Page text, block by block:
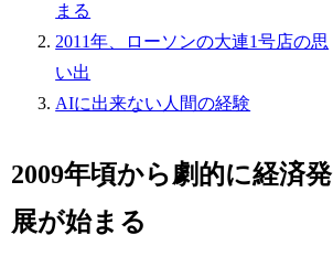
まる
2011年、ローソンの大連1号店の思
い出
AIに出来ない人間の経験
2009年頃から劇的に経済発
展が始まる